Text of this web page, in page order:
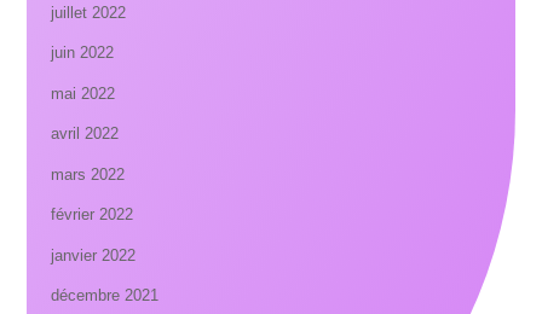
juillet 2022
juin 2022
mai 2022
avril 2022
mars 2022
février 2022
janvier 2022
décembre 2021